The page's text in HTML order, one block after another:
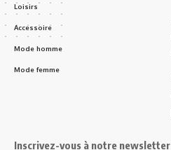
Loisirs
Accessoire
Mode homme
Mode femme
Inscrivez-vous à notre newsletter